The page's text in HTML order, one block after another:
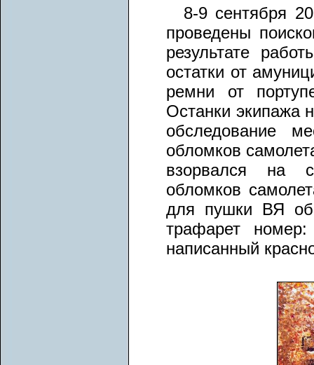
8-9 сентября
проведены
результате
остатки от
ремни от
Останки экипажа
обследование
обломков
взорвался на
обломков
для пушки ВЯ
трафарет
написанный